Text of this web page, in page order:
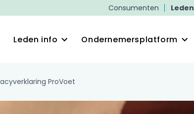
Consumenten Leden
Leden info Ondernemersplatform
ProVoet